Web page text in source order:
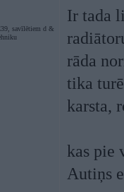
savīlētiem d &
Ir tada
rāda
tika
karsta,
kas pie
Autiņs